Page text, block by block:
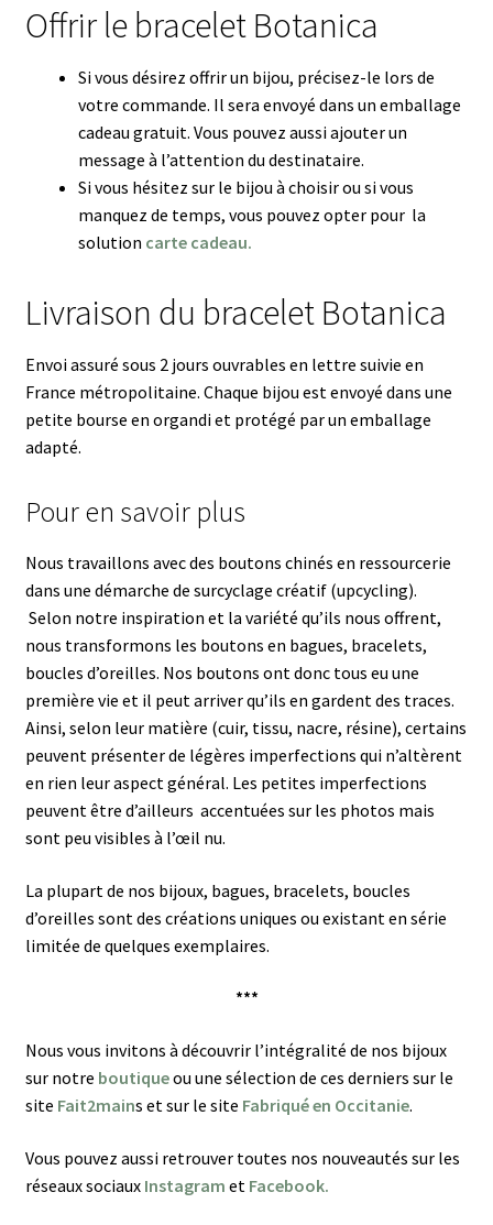
Offrir le bracelet Botanica
Si vous désirez offrir un bijou, précisez-le lors de
votre commande. Il sera envoyé dans un emballage
cadeau gratuit. Vous pouvez aussi ajouter un
message à l’attention du destinataire.
Si vous hésitez sur le bijou à choisir ou si vous
manquez de temps, vous pouvez opter pour la
solution carte cadeau.
Livraison du bracelet Botanica
Envoi assuré sous 2 jours ouvrables en lettre suivie en
France métropolitaine. Chaque bijou est envoyé dans une
petite bourse en organdi et protégé par un emballage
adapté.
Pour en savoir plus
Nous travaillons avec des boutons chinés en ressourcerie
dans une démarche de surcyclage créatif (upcycling).
Selon notre inspiration et la variété qu’ils nous offrent,
nous transformons les boutons en bagues, bracelets,
boucles d’oreilles. Nos boutons ont donc tous eu une
première vie et il peut arriver qu’ils en gardent des traces.
Ainsi, selon leur matière (cuir, tissu, nacre, résine), certains
peuvent présenter de légères imperfections qui n’altèrent
en rien leur aspect général. Les petites imperfections
peuvent être d’ailleurs accentuées sur les photos mais
sont peu visibles à l’œil nu.
La plupart de nos bijoux, bagues, bracelets, boucles
d’oreilles sont des créations uniques ou existant en série
limitée de quelques exemplaires.
***
Nous vous invitons à découvrir l’intégralité de nos bijoux
sur notre boutiqueou une sélection de ces derniers sur le
site Fait2mains et sur le site Fabriqué en Occitanie.
Vous pouvez aussi retrouver toutes nos nouveautés sur les
réseaux sociaux Instagram et Facebook.